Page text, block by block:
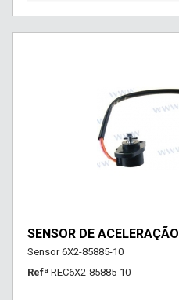
SENSOR DE ACELERAÇÃO
Sensor 6X2-85885-10
Refª REC6X2-85885-10